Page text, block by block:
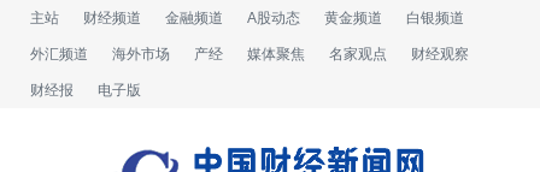
主站 财经频道 金融频道 A股动态 黄金频道 白银频道
外汇频道 海外市场 产经 媒体聚焦 名家观点 财经观察
财经报 电子版